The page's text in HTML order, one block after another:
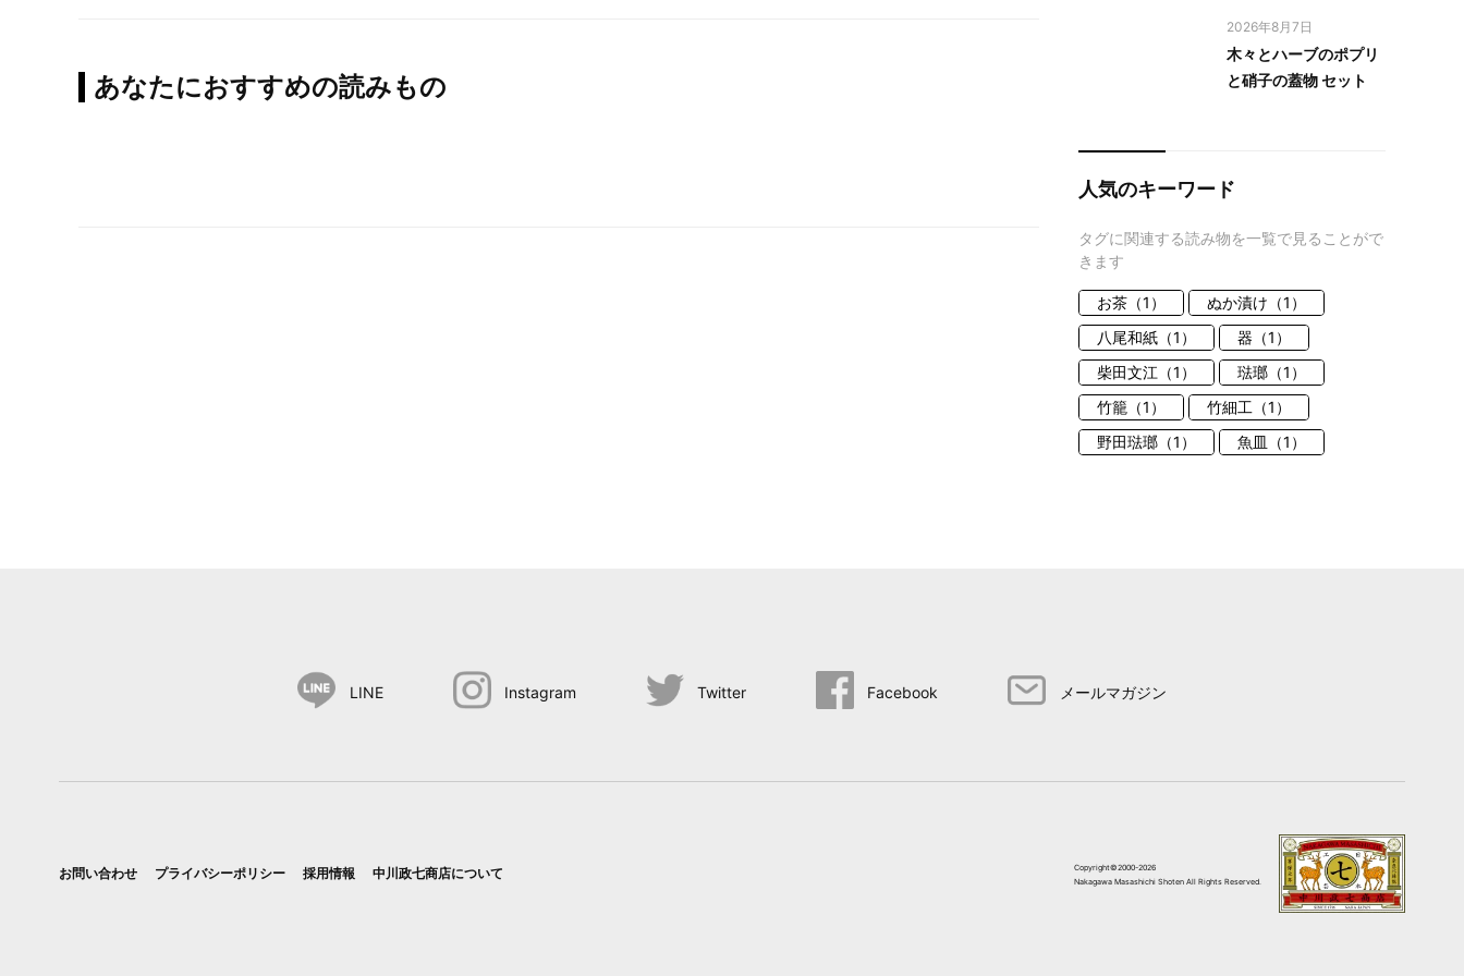
あなたにおすすめの読みもの
2026年8月7日
木々とハーブのポプリ
と硝子の蓋物 セット
人気のキーワード
タグに関連する読み物を一覧で見ることがで
きます
お茶（1）
ぬか漬け（1）
八尾和紙（1）
器（1）
柴田文江（1）
琺瑯（1）
竹籠（1）
竹細工（1）
野田琺瑯（1）
魚皿（1）
LINE Instagram Twitter Facebook メールマガジン
お問い合わせ プライバシーポリシー 採用情報 中川政七商店について
Copyright©2000-2026
Nakagawa Masashichi Shoten All Rights Reserved.